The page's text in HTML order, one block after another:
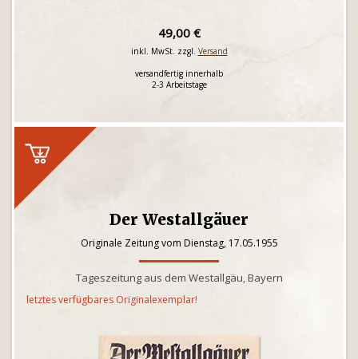
49,00 €
inkl. MwSt. zzgl. Versand
versandfertig innerhalb
2-3 Arbeitstage
Der Westallgäuer
Originale Zeitung vom Dienstag, 17.05.1955
Tageszeitung aus dem Westallgäu, Bayern
letztes verfügbares Originalexemplar!